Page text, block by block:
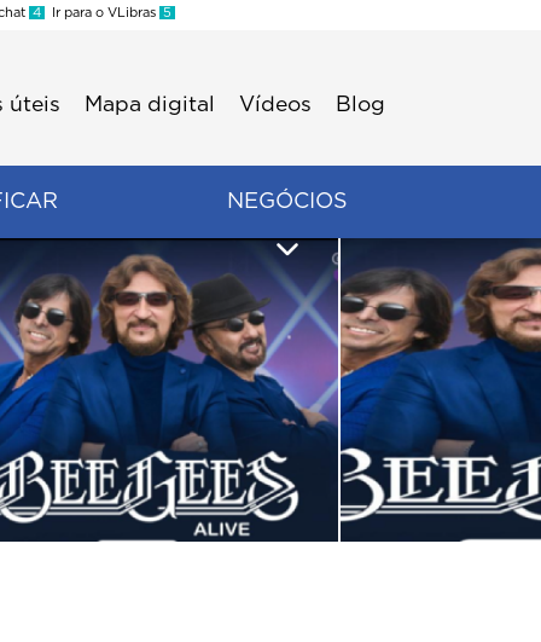
4 Ir para o VLibras 5
úteis Mapa digital Vídeos Blog
NEGÓCIOS